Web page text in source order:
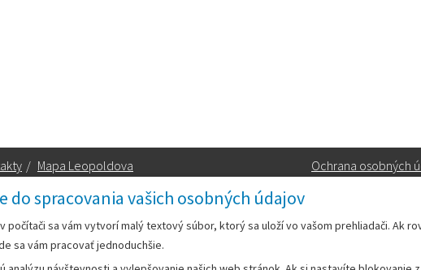
do spracovania vašich osobných údajov
sa vám vytvorí malý textový súbor, ktorý sa uloží vo vašom prehliadači. Ak
sa vám pracovať jednoduchšie.
/ Mapa Leopoldova Ochrana osobných